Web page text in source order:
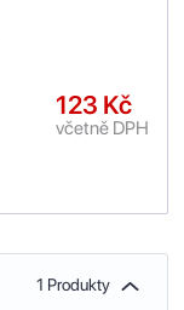
123 Kč
včetně DPH
1 Produkty